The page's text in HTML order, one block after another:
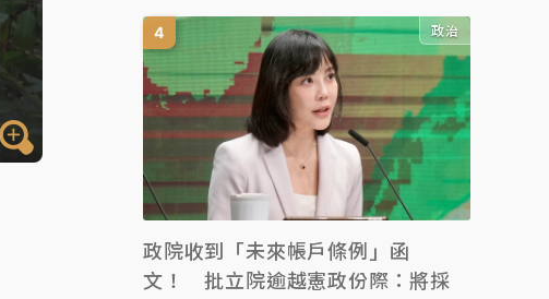
政治
政院收到「未來帳戶條例」函
文！ 批立院逾越憲政份際：將採